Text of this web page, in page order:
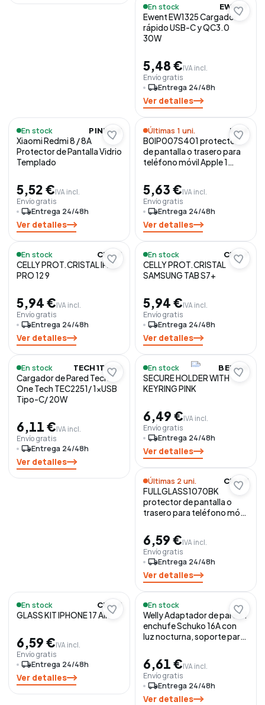
En stock EWENT
Ewent EW1325 Cargador
rápido USB-C y QC3.0
30W
5,48 €IVA incl.
Envío gratis
local_shippingEntrega 24/48h
Ver detalles
En stock PINBOX
Xiaomi Redmi 8 / 8A
Protector de Pantalla Vidrio
Templado
5,52 €IVA incl.
Envío gratis
local_shippingEntrega 24/48h
Ver detalles
Últimas 1 uni. KSIX
B0IP007S401 protector
de pantalla o trasero para
teléfono móvil Apple 1
5,63 €IVA incl.
Envío gratis
local_shippingEntrega 24/48h
Ver detalles
En stock CELLY
CELLY PROT.CRISTAL IPAD
PRO 12 9
5,94 €IVA incl.
Envío gratis
local_shippingEntrega 24/48h
Ver detalles
En stock CELLY
CELLY PROT.CRISTAL
SAMSUNG TAB S7+
5,94 €IVA incl.
Envío gratis
local_shippingEntrega 24/48h
Ver detalles
En stock TECH1TECH
Cargador de Pared Tech
One Tech TEC2251/ 1xUSB
Tipo-C/ 20W
6,11 €IVA incl.
Envío gratis
local_shippingEntrega 24/48h
Ver detalles
En stock BELKIN
SECURE HOLDER WITH
KEYRING PINK
6,49 €IVA incl.
Envío gratis
local_shippingEntrega 24/48h
Ver detalles
Últimas 2 uni. CELLY
FULLGLASS1070BK
protector de pantalla o
trasero para teléfono móvil
6,59 €IVA incl.
Envío gratis
local_shippingEntrega 24/48h
Ver detalles
En stock CELLY
GLASS KIT IPHONE 17 AIR
6,59 €IVA incl.
Envío gratis
local_shippingEntrega 24/48h
Ver detalles
En stock
Welly Adaptador de pared 1
enchufe Schuko 16A con
luz nocturna, soporte para
inteligente/tableta, 2
puertos USB e indicador
LED
6,61 €IVA incl.
Envío gratis
local_shippingEntrega 24/48h
Ver detalles